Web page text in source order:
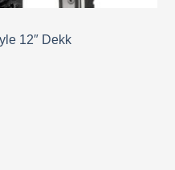
12″ Dekk